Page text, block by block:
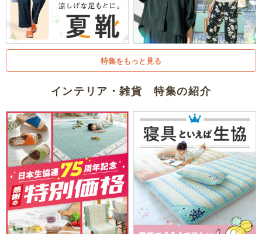
特集をもっと見る
インテリア・雑貨 特集の紹介